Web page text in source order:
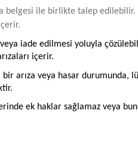
ile birlikte talep edilebilir.
iade edilmesi yoluyla
içerir.
arıza veya hasar
ek haklar sağlamaz veya